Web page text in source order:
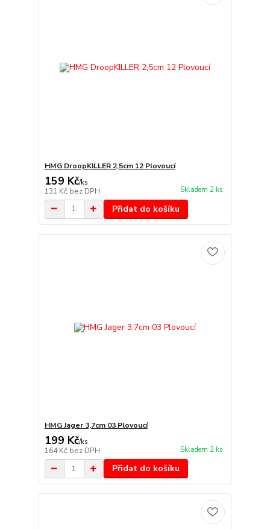
HMG DroopKILLER 2,5cm 12 Plovoucí
159 Kč/ks
131 Kč bez DPH Skladem 2 ks
Přidat do košíku
HMG Jager 3,7cm 03 Plovoucí
199 Kč/ks
164 Kč bez DPH Skladem 2 ks
Přidat do košíku